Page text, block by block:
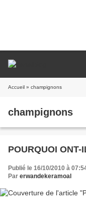
Accueil » champignons
champignons
POURQUOI ONT-
Publié le 16/10/2010 à
Par erwandekeramoal